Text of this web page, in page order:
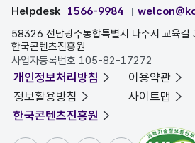
Helpdesk 1566-9984
58326 전남광주통합특별시 나주시 교육
한국콘텐츠진흥원
사업자등록번호 105-82-17272
개인정보처리방침
이용약관
정보활용방침
사이트맵
한국콘텐츠진흥원